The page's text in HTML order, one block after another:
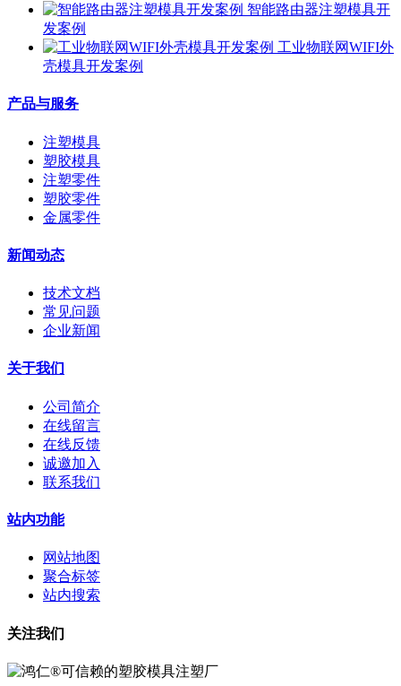
智能路由器注塑模具开
发案例
工业物联网WIFI外
壳模具开发案例
产品与服务
注塑模具
塑胶模具
注塑零件
塑胶零件
金属零件
新闻动态
技术文档
常见问题
企业新闻
关于我们
公司简介
在线留言
在线反馈
诚邀加入
联系我们
站内功能
网站地图
聚合标签
站内搜索
关注我们